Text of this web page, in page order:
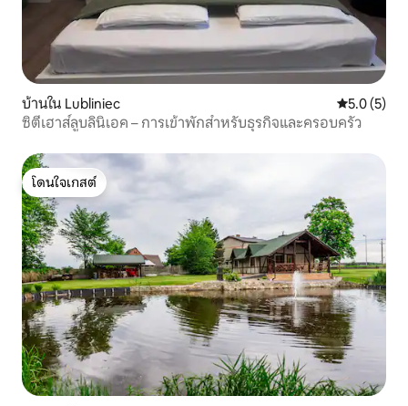
บ้านใน Lubliniec คะแนนเฉลี่
5.0 (5)
ซิตี้เฮาส์ลูบลินิเอค – การเข้าพักสำหรับธุรกิจและครอบครัว
โดนใจเกสต์
โดนใจเกสต์